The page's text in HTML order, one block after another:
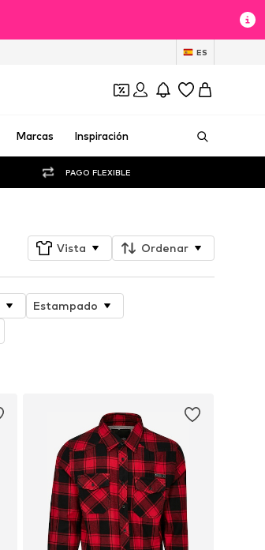
ES
Marcas Inspiración
PAGO FLEXIBLE
Vista Ordenar
Estampado